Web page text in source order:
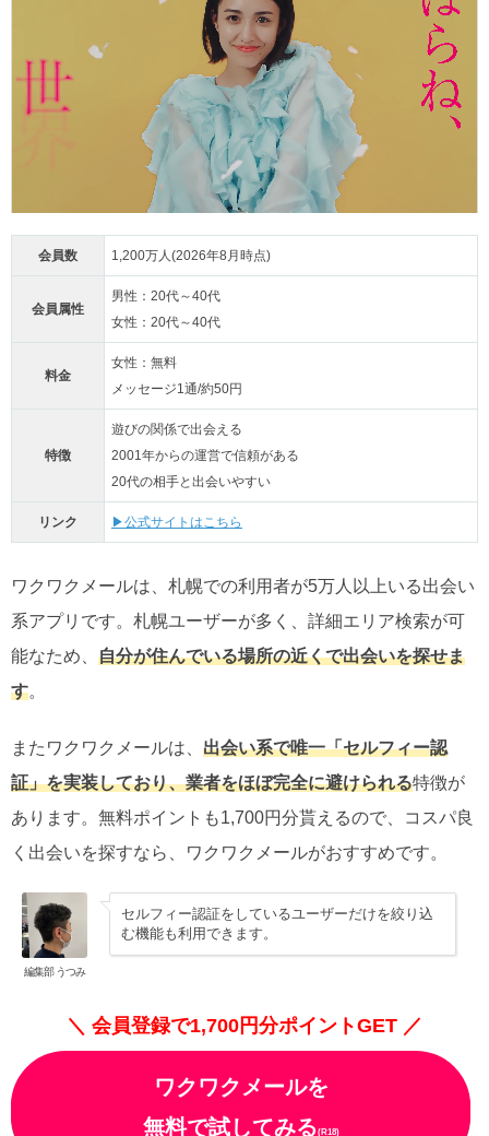
会員数 1,200万人(2026年8月時点)
会員属性
男性：20代～40代
女性：20代～40代
料金
女性：無料
メッセージ1通/約50円
特徴
遊びの関係で出会える
2001年からの運営で信頼がある
20代の相手と出会いやすい
リンク ▶公式サイトはこちら
ワクワクメールは、札幌での利用者が5万人以上いる出会い
系アプリです。札幌ユーザーが多く、詳細エリア検索が可
能なため、 自分が住んでいる場所の近くで出会いを探せま
す。
またワクワクメールは、 出会い系で唯一「セルフィー認
証」を実装しており、業者をほぼ完全に避けられる特徴が
あります。無料ポイントも1,700円分貰えるので、コスパ良
く出会いを探すなら、ワクワクメールがおすすめです。
編集部 うつみ
セルフィー認証をしているユーザーだけを絞り込
む機能も利用できます。
＼ 会員登録で1,700円分ポイントGET ／
ワクワクメールを
無料で試してみる(R18)